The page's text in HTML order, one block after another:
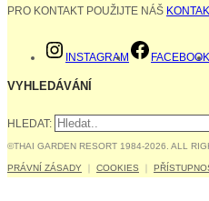
PRO KONTAKT POUŽIJTE NÁŠ
INSTAGRAM FACEBOOK
VYHLEDÁVÁNÍ
HLEDAT:
©THAI GARDEN RESORT 1984-2026. ALL
PRÁVNÍ ZÁSADY COOKIES